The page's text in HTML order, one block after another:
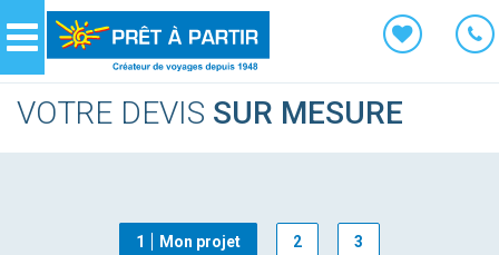
Navigation
VOTRE DEVIS SUR MESURE
1 Mon projet 2 3
Panneau de gestion des cookies